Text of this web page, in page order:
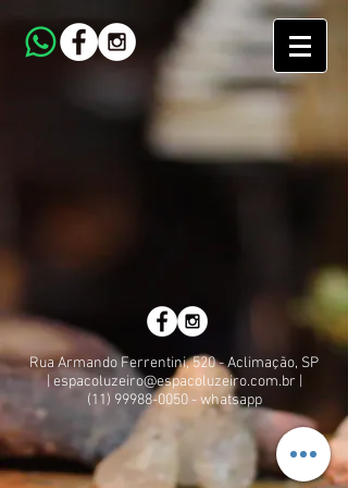
Rua Armando Ferrentini, 520 - Aclimação, SP
| espacoluzeiro@espacoluzeiro.com.br
(11) 99988-0050- whatsapp